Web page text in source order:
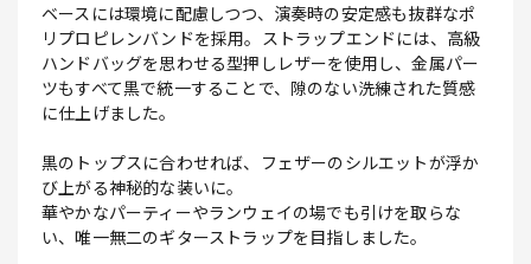
ベースには環境に配慮しつつ、演奏時の安定感も抜群なポ
リプロピレンバンドを採用。ストラップエンドには、高級
ハンドバッグを思わせる型押しレザーを使用し、金属パー
ツもすべて黒で統一することで、隙のない洗練された質感
に仕上げました。
黒のトップスに合わせれば、フェザーのシルエットが浮か
び上がる神秘的な装いに。
華やかなパーティーやランウェイの場でも引けを取らな
い、唯一無二のギターストラップを目指しました。